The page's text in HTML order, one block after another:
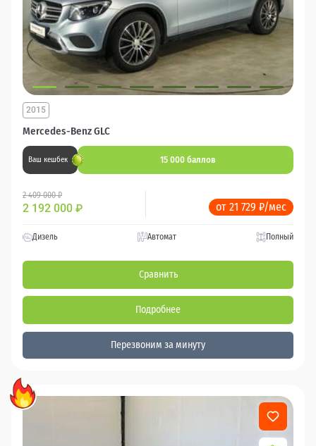
Mercedes-Benz GLC
2015
Ваш кешбек 15 000 баллов
2 409 000 ₽
2 192 000 ₽ от 21 729 ₽/мес
Дизель Автомат Полный
Сравнить
Подробнее
Перезвоним за минуту